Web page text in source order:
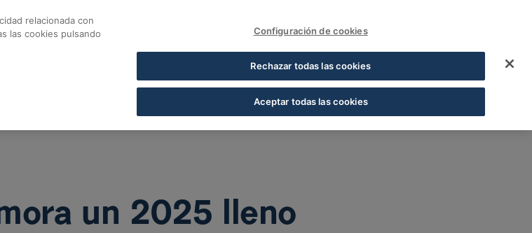
COFARES SECCIÓN DE CRÉDITO FUNDACIÓN COFARES
un 2025 lleno de solidaridad -
un 2025 lleno
relacionada con
las cookies pulsando
Configuración de cookies
Rechazar todas las cookies
Aceptar todas las cookies